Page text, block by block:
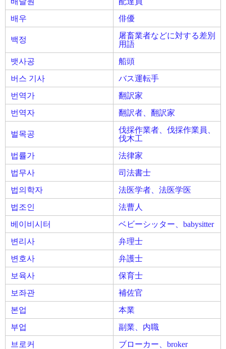
배우
俳優
백정
屠畜業者などに対する差別
用語
뱃사공
船頭
버스 기사
バス運転手
번역가
翻訳家
번역자
翻訳者、翻訳家
벌목공
伐採作業者、伐採作業員、
伐木工
법률가
法律家
법무사
司法書士
법의학자
法医学者、法医学医
법조인
法曹人
베이비시터
ベビーシッター、babysitter
변리사
弁理士
변호사
弁護士
보육사
保育士
보좌관
補佐官
본업
本業
부업
副業、内職
브로커
ブローカー、broker